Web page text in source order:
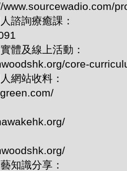
諮詢療癒課：
體及線上活動：
core-
網站收料：
知識分享：